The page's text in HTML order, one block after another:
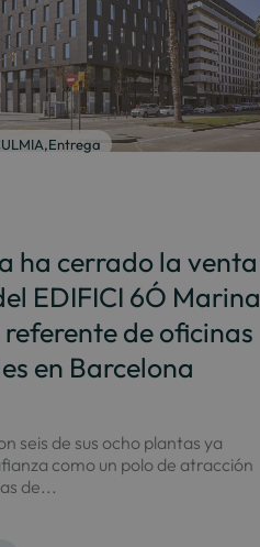
,Entrega
ha cerrado la venta
EDIFICI 6Ó Marina
de oficinas
en Barcelona
seis de sus ocho plantas ya
como un polo de atracción
de...